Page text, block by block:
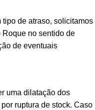
de atraso, solicitamos
Roque no sentido de
de eventuais
uma dilatação dos
ruptura de stock. Caso